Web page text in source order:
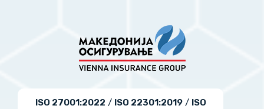
ISO 27001:2022 / ISO 22301:2019/ ISO